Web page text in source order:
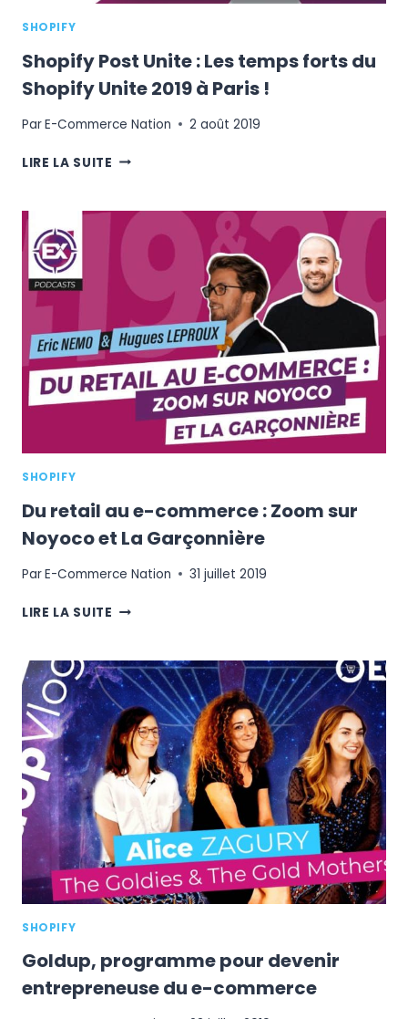
SHOPIFY
Shopify Post Unite : Les temps forts du
Shopify Unite 2019 à Paris !
ParE-Commerce Nation 2 août 2019
LIRE LA SUITE SHOPIFY
:
LES
FORTS
DU
SHOPIFY
UNITE
2019
À
PARIS
SHOPIFY
Du retail au e-commerce : Zoom sur
Noyoco et La Garçonnière
ParE-Commerce Nation 31 juillet 2019
LIRE LA SUITE DU
E-
COMMERCE
:
ZOOM
SUR
NOYOCO
ET
LA
GARÇONNIÈRE
SHOPIFY
Goldup, programme pour devenir
entrepreneuse du e-commerce